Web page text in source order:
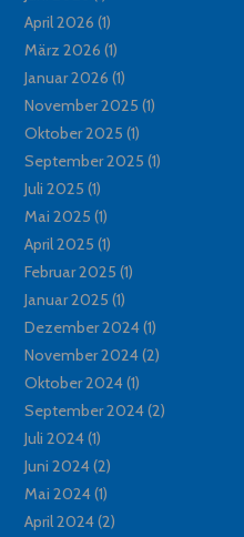
April 2026 (1)
März 2026 (1)
Januar 2026 (1)
November 2025 (1)
Oktober 2025 (1)
September 2025 (1)
Juli 2025 (1)
Mai 2025 (1)
April 2025 (1)
Februar 2025 (1)
Januar 2025 (1)
Dezember 2024(1)
November 2024(2)
Oktober 2024(1)
September 2024(2)
Juli 2024(1)
Juni 2024(2)
Mai 2024(1)
April 2024(2)